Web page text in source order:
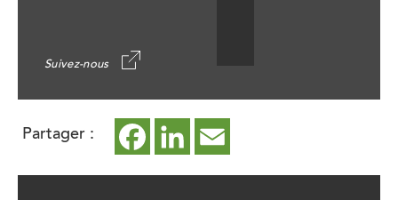
Partager : Facebook
ce
lien
LinkedIn
ce
lien lien
Suivez-nous